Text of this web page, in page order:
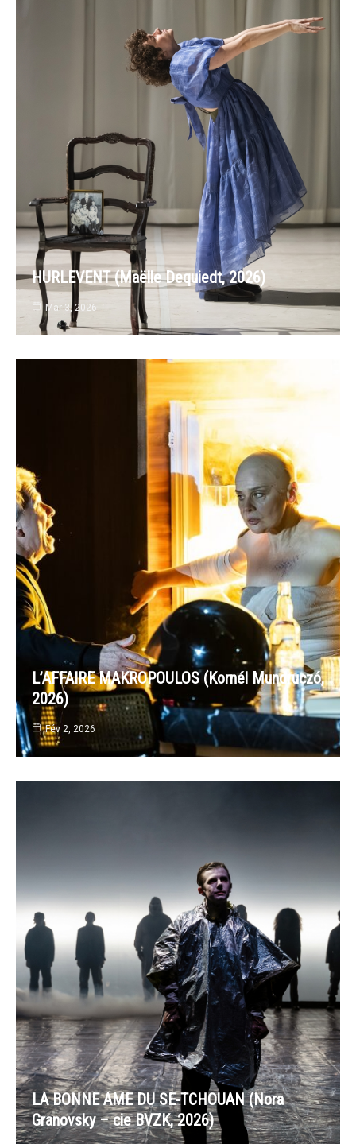
HURLEVENT (Maëlle Dequiedt, 2026)
Mar 3, 2026
L’AFFAIRE MAKROPOULOS (Kornél Mundruczó,
2026)
Fév 2, 2026
LA BONNE AME DU SE-TCHOUAN (Nora
Granovsky – cie BVZK, 2026)